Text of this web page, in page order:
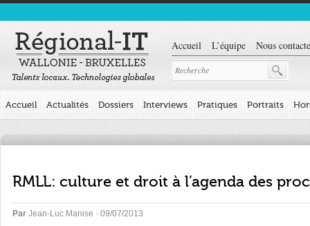
Accueil L’équipe Nous
Accueil Actualités Dossiers Interviews Pratiques Portraits
RMLL: culture et droit à l’agenda des
Par Jean-Luc Manise · 09/07/2013